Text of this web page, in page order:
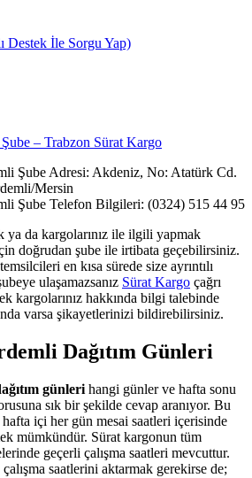
Destek İle Sorgu Yap)
– Trabzon Sürat Kargo
Şube Adresi: Akdeniz, No: Atatürk Cd.
Mersin
Şube Telefon Bilgileri: (0324) 515 44 95
ya da kargolarınız ile ilgili yapmak
doğrudan şube ile irtibata geçebilirsiniz.
en kısa sürede size ayrıntılı
ulaşamazsanız Sürat Kargo çağrı
kargolarınız hakkında bilgi talebinde
varsa şikayetlerinizi bildirebilirsiniz.
Dağıtım Günleri
günleri hangi günler ve hafta sonu
sık bir şekilde cevap aranıyor. Bu
içi her gün mesai saatleri içerisinde
mümkündür. Sürat kargonun tüm
geçerli çalışma saatleri mevcuttur.
saatlerini aktarmak gerekirse de;